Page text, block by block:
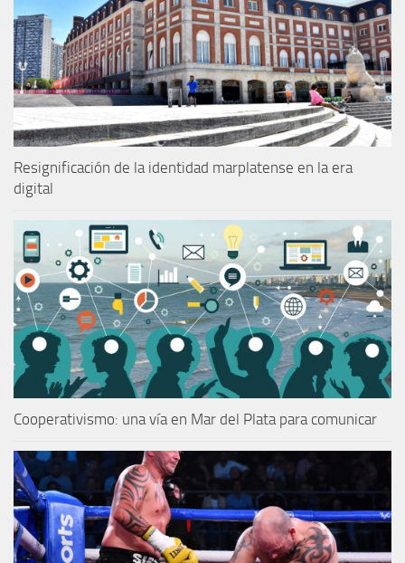
Resignificación de la identidad marplatense en la era
digital
Cooperativismo: una vía en Mar del Plata para comunicar